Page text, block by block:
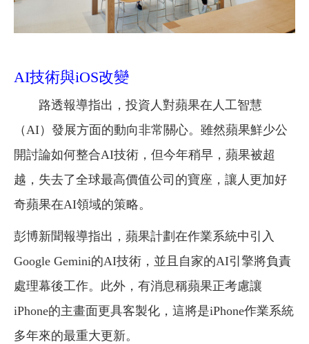
AI技術與iOS改變
路透報導指出，投資人對蘋果在人工智慧
（AI）發展方面的動向非常關心。雖然蘋果鮮少公
開討論如何整合AI技術，但今年稍早，蘋果被超
越，失去了全球最高價值公司的寶座，讓人更加好
奇蘋果在AI領域的策略。
彭博新聞報導指出，蘋果計劃在作業系統中引入
Google Gemini的AI技術，並且自家的AI引擎將負責
處理幕後工作。此外，有消息稱蘋果正考慮讓
iPhone的主畫面更具客製化，這將是iPhone作業系統
多年來的最重大更新。